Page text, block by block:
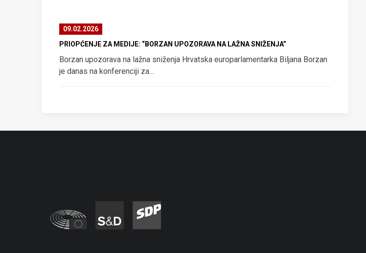
09.02.2026
PRIOPĆENJE ZA MEDIJE: “BORZAN UPOZORAVA NA LAŽNA SNIŽENJA”
Borzan upozorava na lažna sniženja Hrvatska europarlamentarka Biljana Borzan
je danas na konferenciji za…